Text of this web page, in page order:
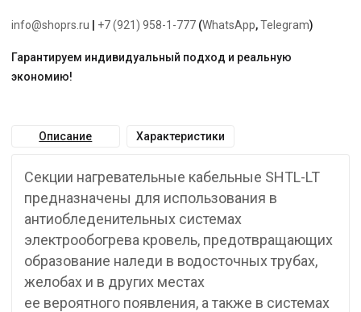
info@shoprs.ru +7 (921) 958-1-777 (WhatsApp,Telegram)
Гарантируем индивидуальный подход и реальную
экономию!
Описание Характеристики
Секции нагревательные кабельные SHTL-LT
предназначены для использования в
антиобледенительных системах
электрообогрева кровель, предотвращающих
образование наледи в водосточных трубах,
желобах и в других местах
ее вероятного появления, а также в системах